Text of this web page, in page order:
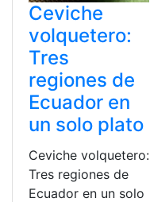
Ceviche
volquetero:
Tres
regiones de
Ecuador en
un solo plato
Ceviche volquetero:
Tres regiones de
Ecuador en un solo